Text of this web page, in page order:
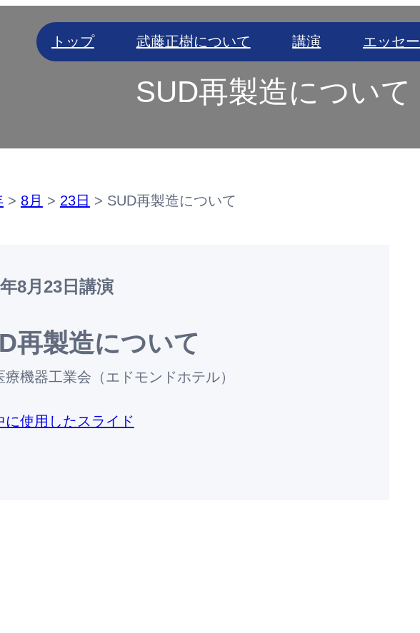
トップ 武藤正樹について 講演 エッセー
SUD再製造について
> 8月 > 23日 > SUD再製造について
8月23日 講演
再製造について
療機器工業会（エドモンドホテル）
に使用したスライド